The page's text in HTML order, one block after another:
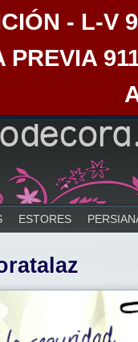
- L-V
PREVIA
ESTORES